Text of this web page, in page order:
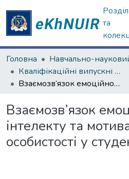
та
Головна
Кваліфікаційні випускні роботи бакалаврів. Навчально-науковий інститут «Українська інженерно-педагогічна академія»
Взаємозв’язок емоційного інтелекту та мотиваційної сфери особистості у студентському віці
Взаємозв’язок
інтелекту та
особистості у